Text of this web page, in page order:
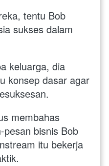
tentu Bob
sukses dalam
keluarga, dia
konsep dasar agar
membahas
pesan bisnis Bob
itu bekerja